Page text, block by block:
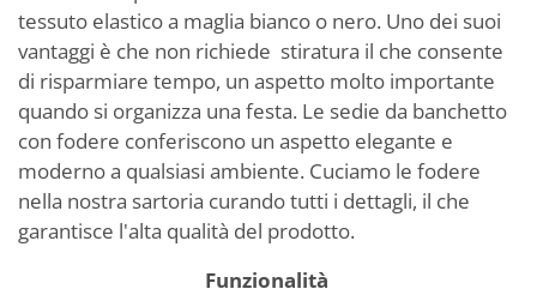
tessuto elastico a maglia bianco o nero. Uno dei suoi
vantaggi è che non richiede stiratura il che consente
di risparmiare tempo, un aspetto molto importante
quando si organizza una festa. Le sedie da banchetto
con fodere conferiscono un aspetto elegante e
moderno a qualsiasi ambiente. Cuciamo le fodere
nella nostra sartoria curando tutti i dettagli, il che
garantisce l'alta qualità del prodotto.
Funzionalità